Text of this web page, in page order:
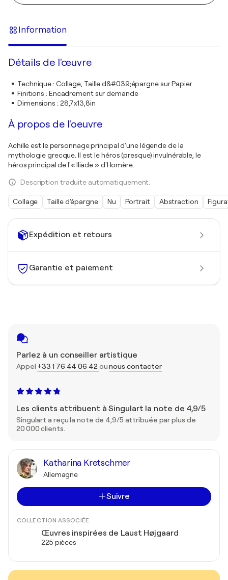
Expédition et retours
Garantie et paiement
Parlez à un conseiller artistique
Appel +33 1 76 44 06 42 ounous contacter
Les clients attribuent à Singulart la note de 4,9/5
Singulart a reçu la note de 4,9/5 attribuée par plus de
20 000 clients.
Katharina Kretschmer
Allemagne
Suivre
COLLECTION ASSOCIÉE
Œuvres inspirées de Laust Højgaard
225 pièces
Information
Détails de l'œuvre
Technique: Collage, Taille d&#039;épargne sur Papier
Finitions : Encadrement sur demande
Dimensions : 28,7x13,8in
À propos de l'oeuvre
Achille est le personnage principal d'une légende de la
mythologie grecque. Il est le héros (presque) invulnérable, le
héros principal de l'« Iliade » d'Homère.
Description traduite automatiquement.
Collage Taille d'épargne Nu Portrait Abstraction